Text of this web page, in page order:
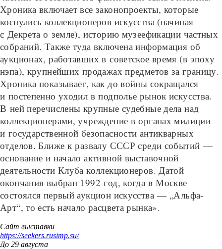
Хроника включает все законопроекты, которые
коснулись коллекционеров искусства (начиная
с Декрета о земле), историю музеефикации частных
собраний. Также туда включена информация об
аукционах, работавших в советское время (в эпоху
нэпа), крупнейших продажах предметов за границу.
Хроника показывает, как до войны сокращался
и постепенно уходил в подполье рынок искусства.
В ней перечислены крупные судебные дела над
коллекционерами, учреждение в органах милиции
и государственной безопасности антикварных
отделов. Ближе к развалу СССР среди событий —
основание и начало активной выставочной
деятельности Клуба коллекционеров. Датой
окончания выбран 1992 год, когда в Москве
состоялся первый аукцион искусства — „Альфа-
Арт“, то есть начало расцвета рынка».
Сайт выставки
https://seekers.rusimp.su/
До 29 августа